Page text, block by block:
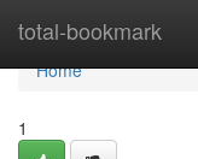
total-bookmark
Home
Home
1